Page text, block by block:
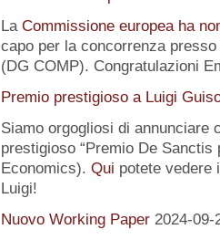
La Commissione europea ha
capo per la concorrenza
(DG COMP). Congratulazioni
Premio prestigioso a Luigi
Siamo orgogliosi di annunciare
prestigioso “Premio De
Economics). Qui potete vedere
Luigi!
Nuovo Working Paper 2024-09-